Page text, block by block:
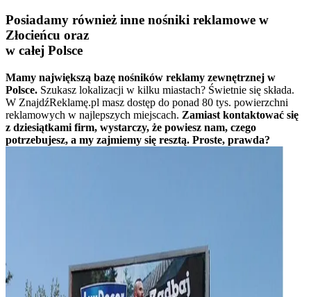
Posiadamy również inne nośniki reklamowe w
Złocieńcu oraz
w całej Polsce
Mamy największą bazę nośników reklamy zewnętrznej w
Polsce. Szukasz lokalizacji w kilku miastach? Świetnie się składa.
W ZnajdźReklamę.pl masz dostęp do ponad 80 tys. powierzchni
reklamowych w najlepszych miejscach. Zamiast kontaktować się
z dziesiątkami firm, wystarczy, że powiesz nam, czego
potrzebujesz, a my zajmiemy się resztą. Proste, prawda?